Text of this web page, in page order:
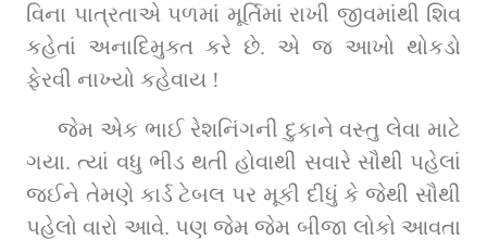
વિના પાત્રતાએ પળમાં મૂર્તિમાં રાખી જીવમાંથી શિવ
કહેતાં અનાદિમુક્ત કરે છે. એ જ આખો થોકડો
ફેરવી નાખ્યો કહેવાય !
જેમ એક ભાઈ રેશનિંગની દુકાને વસ્તુ લેવા માટે
ગયા. ત્યાં વધુ ભીડ થતી હોવાથી સવારે સૌથી પહેલાં
જઈને તેમણે કાર્ડ ટેબલ પર મૂકી દીધું કે જેથી સૌથી
પહેલો વારો આવે. પણ જેમ જેમ બીજા લોકો આવતા